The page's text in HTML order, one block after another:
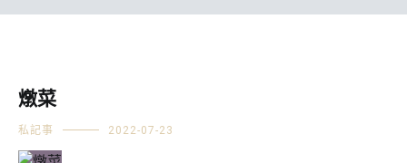
燉菜
私記事 2022-07-23